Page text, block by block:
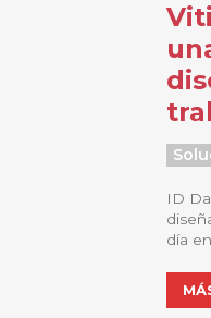
ID